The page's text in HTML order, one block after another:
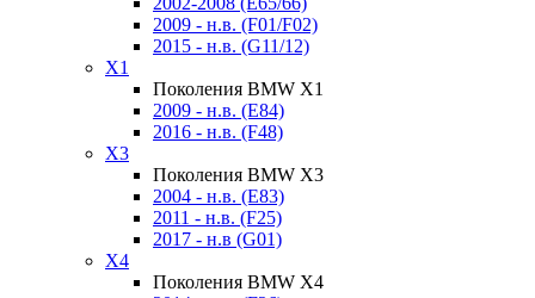
2009 - н.в. (F01/F02)
2015 - н.в. (G11/12)
X1
Поколения BMW X1
2009 - н.в. (E84)
2016 - н.в. (F48)
X3
Поколения BMW X3
2004 - н.в. (E83)
2011 - н.в. (F25)
2017 - н.в (G01)
X4
Поколения BMW X4